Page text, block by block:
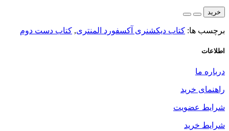
خرید
برچسب ها: کتاب دیکشنری آکسفورد المنتری, کتاب دست دوم
اطلاعات
درباره ما
راهنمای خرید
شرایط عضویت
شرایط خرید